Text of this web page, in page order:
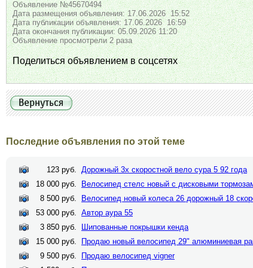
Объявление №45670494
Дата размещения объявления: 17.06.2026 15:52
Дата публикации объявления: 17.06.2026 16:59
Дата окончания публикации: 05.09.2026 11:20
Объявление просмотрели 2 раза
Поделиться объявлением в соцсетях
Последние объявления по этой теме
123 руб. Дорожный 3х скоростной вело сура 5 92 года
18 000 руб.
Велосипед стелс новый с дисковыми
8 500 руб.
Велосипед новый колеса 26 дорожный 18
53 000 руб. Автор аура 55
3 850 руб.
Шипованные покрышки кенда
15 000 руб.
Продаю новый велосипед 29" алюминиевая
9 500 руб.
Продаю велосипед vigner